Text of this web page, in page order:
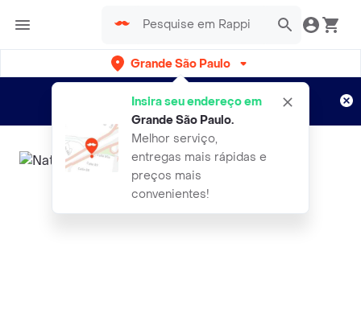
Grande São Paulo
Insira seu endereço em
Grande São Paulo.
Melhor serviço,
entregas mais rápidas e
preços mais
convenientes!
Entregas grátis por 15 dias!
Aplicam T&C